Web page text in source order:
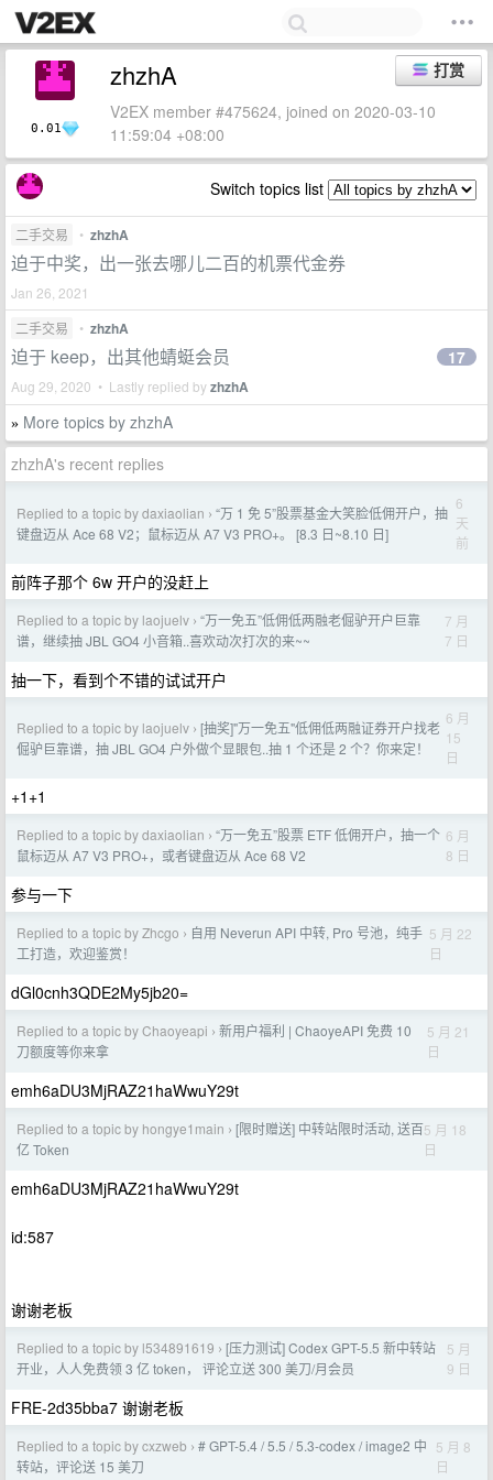
0.01
打赏
zhzhA
V2EX member #475624, joined on 2020-03-10
11:59:04 +08:00
Switch topics list
二手交易 • zhzhA
迫于中奖，出一张去哪儿二百的机票代金券
Jan 26, 2021
二手交易
• zhzhA
迫于 keep，出其他蜻蜓会员
Aug 29, 2020 • Lastly replied byzhzhA
17
» More topics by zhzhA
zhzhA's recent replies
Replied to a topic by daxiaolian › “万 1 免 5”股票基金大笑脸低佣开户，抽
键盘迈从 Ace 68 V2；鼠标迈从 A7 V3 PRO+。 [8.3 日~8.10 日]
6
天
前
前阵子那个 6w 开户的没赶上
Replied to a topic by laojuelv › “万一免五”低佣低两融老倔驴开户巨靠
谱，继续抽 JBL GO4 小音箱..喜欢动次打次的来~~
7 月
7 日
抽一下，看到个不错的试试开户
Replied to a topic by laojuelv › [抽奖]"万一免五"低佣低两融证券开户找老
倔驴巨靠谱，抽 JBL GO4 户外做个显眼包..抽 1 个还是 2 个？你来定！
6 月
15
日
+1+1
Replied to a topic by daxiaolian › “万一免五”股票 ETF 低佣开户，抽一个
鼠标迈从 A7 V3 PRO+，或者键盘迈从 Ace 68 V2
6 月
8 日
参与一下
Replied to a topic by Zhcgo › 自用 Neverun API 中转, Pro 号池，纯手
工打造，欢迎鉴赏！
5 月 22
日
dGl0cnh3QDE2My5jb20=
Replied to a topic by Chaoyeapi › 新用户福利 | ChaoyeAPI 免费 10
刀额度等你来拿
5 月 21
日
emh6aDU3MjRAZ21haWwuY29t
Replied to a topic by hongye1main › [限时赠送] 中转站限时活动, 送百
亿 Token
5 月 18
日
emh6aDU3MjRAZ21haWwuY29t
id:587
谢谢老板
Replied to a topic by l534891619 › [压力测试] Codex GPT-5.5 新中转站
开业，人人免费领 3 亿 token， 评论立送 300 美刀/月会员
5 月
9 日
FRE-2d35bba7 谢谢老板
Replied to a topic by cxzweb › # GPT-5.4 / 5.5 / 5.3-codex / image2 中
转站，评论送 15 美刀
5 月 8
日